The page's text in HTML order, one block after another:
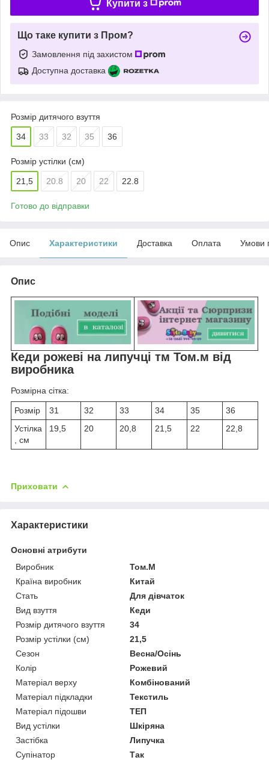
Купити з
Що таке купити з Пром?
Замовлення під захистом
Доступна доставка
Розмір дитячого взуття
34 33 32 35 36
Розмір устілки (см)
21,5 20.8 20 22 22.8
Готово до відправки
Опис Характеристики Доставка Оплата Умови
Опис
Кеди рожеві на липучці тм Том.м від
виробника
Розмірна сітка:
Розмір 31 32 33 34 35
36
Устілка
, см
19,5 20 20,8 21,5 22 22,8
Приховати
Характеристики
Основні атрибути
Виробник
Том.М
Країна виробник
Китай
Стать
Для дівчаток
Вид взуття
Кеди
Розмір дитячого взуття
34
Розмір устілки (см)
21,5
Сезон
Весна/Осінь
Колір
Рожевий
Матеріал верху
Комбінований
Матеріал підкладки
Текстиль
Матеріал підошви
ТЕП
Вид устілки
Шкіряна
Застібка
Липучка
Супінатор
Так